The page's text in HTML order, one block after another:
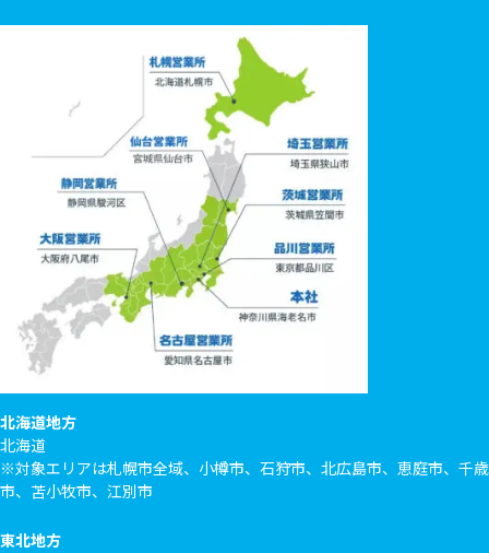
北海道地方
北海道
※対象エリアは札幌市全域、小樽市、石狩市、北広島市、恵庭市、千歳
市、苫小牧市、江別市
東北地方